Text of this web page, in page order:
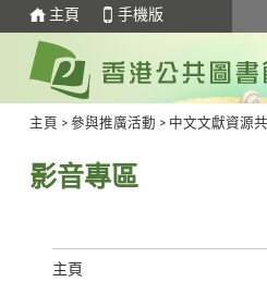
主頁 手機版
主頁 > 參與推廣活動 > 中文文獻資源
影音專區
主頁